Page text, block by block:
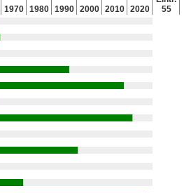
1970 1980 1990 2000 2010 2020
55